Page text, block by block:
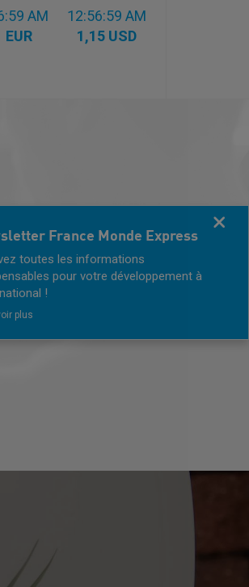
AM
EUR
12:57:00 AM
1,15 USD
la chambre pour une mise
sur ce type de service.
France Monde Express
toutes les informations
pour votre développement à
!
plus